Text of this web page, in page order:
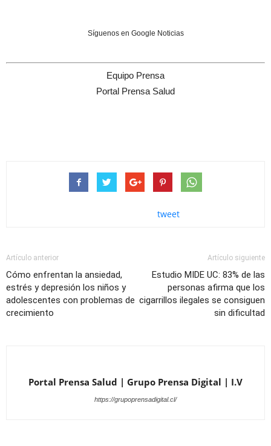
Síguenos en Google Noticias
Equipo Prensa
Portal Prensa Salud
tweet
Artículo anterior
Cómo enfrentan la ansiedad,
estrés y depresión los niños y
adolescentes con problemas de
crecimiento
Artículo siguiente
Estudio MIDE UC: 83% de las
personas afirma que los
cigarrillos ilegales se consiguen
sin dificultad
Portal Prensa Salud | Grupo Prensa Digital | I.V
https://grupoprensadigital.cl/